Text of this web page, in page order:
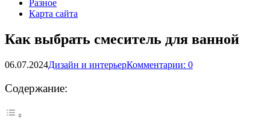
Разное
Карта сайта
Как выбрать смеситель для ванной
06.07.2024Дизайн и интерьерКомментарии: 0
Содержание: